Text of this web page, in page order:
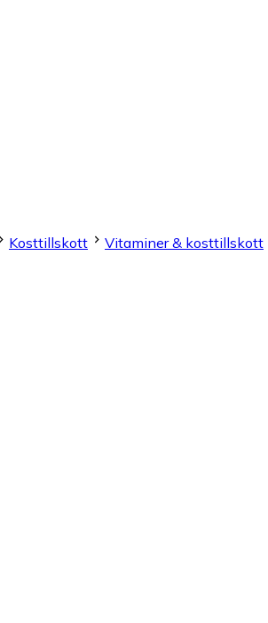
Kosttillskott Vitaminer & kosttillskott